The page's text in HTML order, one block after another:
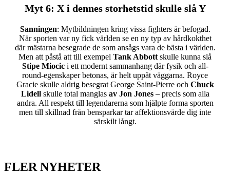
Myt 6: X i dennes storhetstid skulle slå Y
Sanningen: Mytbildningen kring vissa fighters är befogad.
När sporten var ny fick världen se en ny typ av hårdkokthet
där mästarna besegrade de som ansågs vara de bästa i världen.
Men att påstå att till exempel Tank Abbott skulle kunna slå
Stipe Miocici ett modernt sammanhang där fysik och all-
round-egenskaper betonas, är helt uppåt väggarna. Royce
Gracie skulle aldrig besegrat George Saint-Pierre och Chuck
Lidellskulle total manglas av Jon Jones– precis som alla
andra. All respekt till legendarerna som hjälpte forma sporten
men till skillnad från bensparkar tar affektionsvärde dig inte
särskilt långt.
FLER NYHETER